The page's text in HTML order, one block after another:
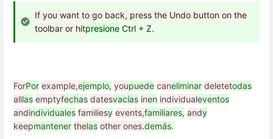
If you want to go back, press the Undo button on the
toolbar or hitpresione Ctrl + Z.
ForPor example,ejemplo, youpuede caneliminar deletetodas
alllas emptyfechas datesvacías inen individualeventos
andindividuales familiesy events,familiares, andy
keepmantener thelas other ones.demás.